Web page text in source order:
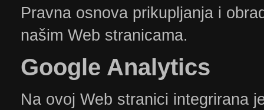
Pravna osnova prikupljanja i
našim Web stranicama.
​Google Analytics
Na ovoj Web stranici integrirana